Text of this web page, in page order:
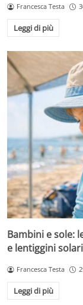
Francesca Testa
Leggi di più
Bambini e sole:
e lentiggini solari
Francesca Testa
Leggi di più